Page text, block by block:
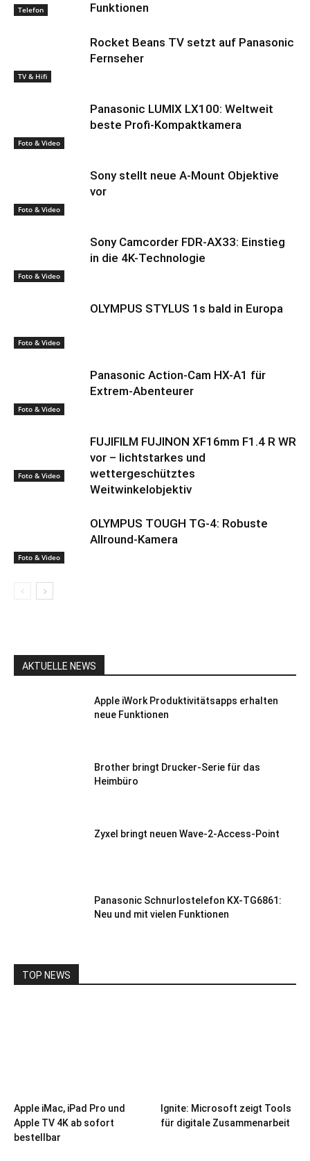
Telefon
Funktionen
TV & Hifi
Rocket Beans TV setzt auf Panasonic
Fernseher
Foto & Video
Panasonic LUMIX LX100: Weltweit
beste Profi-Kompaktkamera
Foto & Video
Sony stellt neue A-Mount Objektive
vor
Foto & Video
Sony Camcorder FDR-AX33: Einstieg
in die 4K-Technologie
Foto & Video
OLYMPUS STYLUS 1s bald in Europa
Foto & Video
Panasonic Action-Cam HX-A1 für
Extrem-Abenteurer
Foto & Video
FUJIFILM FUJINON XF16mm F1.4 R WR
vor – lichtstarkes und
wettergeschütztes
Weitwinkelobjektiv
Foto & Video
OLYMPUS TOUGH TG-4: Robuste
Allround-Kamera
AKTUELLE NEWS
Apple iWork Produktivitätsapps erhalten
neue Funktionen
Brother bringt Drucker-Serie für das
Heimbüro
Zyxel bringt neuen Wave-2-Access-Point
Panasonic Schnurlostelefon KX-TG6861:
Neu und mit vielen Funktionen
TOP NEWS
Apple iMac, iPad Pro und
Apple TV 4K ab sofort
bestellbar
Ignite: Microsoft zeigt Tools
für digitale Zusammenarbeit